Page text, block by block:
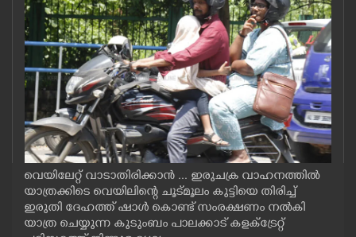
OBITUARY
NEWS 360
CASE DIARY
CINEMA
OPINION
വെയിലേറ്റ് വാടാതിരിക്കാൻ ... ഇരുചക്ര വാഹനത്തിൽ
യാത്രക്കിടെ വെയിലിന്റെ ചൂട്മൂലം കുട്ടിയെ തിരിച്ച്
ഇരുതി ദേഹത്ത് ഷാൾ കൊണ്ട് സംരക്ഷണം നൽകി
യാത്ര ചെയ്യുന്ന കുടുംബം പാലക്കാട് കളക്ട്രേറ്റ്